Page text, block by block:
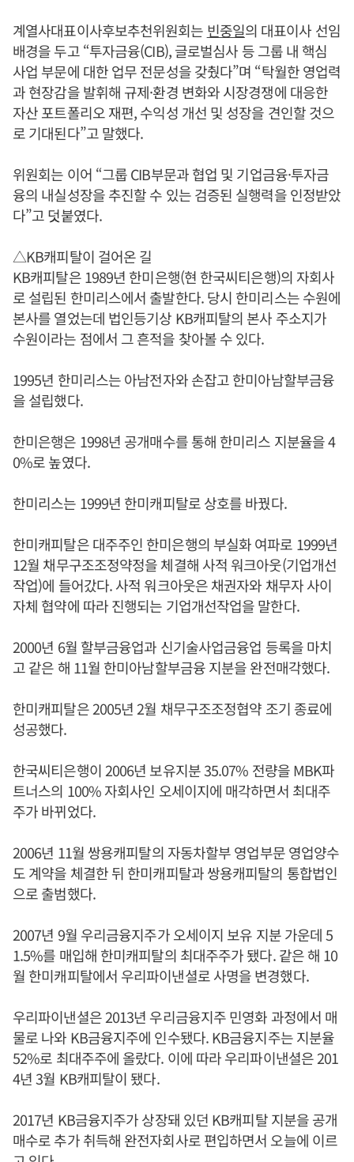
계열사대표이사후보추천위원회는 빈중일의 대표이사 선임
배경을 두고 “투자금융(CIB), 글로벌심사 등 그룹 내 핵심
사업 부문에 대한 업무 전문성을 갖췄다”며 “탁월한 영업력
과 현장감을 발휘해 규제·환경 변화와 시장경쟁에 대응한
자산 포트폴리오 재편, 수익성 개선 및 성장을 견인할 것으
로 기대된다”고 말했다.
위원회는 이어 “그룹 CIB부문과 협업 및 기업금융·투자금
융의 내실성장을 추진할 수 있는 검증된 실행력을 인정받았
다”고 덧붙였다.
△KB캐피탈이 걸어온 길
KB캐피탈은 1989년 한미은행(현 한국씨티은행)의 자회사
로 설립된 한미리스에서 출발한다. 당시 한미리스는 수원에
본사를 열었는데 법인등기상 KB캐피탈의 본사 주소지가
수원이라는 점에서 그 흔적을 찾아볼 수 있다.
1995년 한미리스는 아남전자와 손잡고 한미아남할부금융
을 설립했다.
한미은행은 1998년 공개매수를 통해 한미리스 지분율을 4
0%로 높였다.
한미리스는 1999년 한미캐피탈로 상호를 바꿨다.
한미캐피탈은 대주주인 한미은행의 부실화 여파로 1999년
12월 채무구조조정약정을 체결해 사적 워크아웃(기업개선
작업)에 들어갔다. 사적 워크아웃은 채권자와 채무자 사이
자체 협약에 따라 진행되는 기업개선작업을 말한다.
2000년 6월 할부금융업과 신기술사업금융업 등록을 마치
고 같은 해 11월 한미아남할부금융 지분을 완전매각했다.
한미캐피탈은 2005년 2월 채무구조조정협약 조기 종료에
성공했다.
한국씨티은행이 2006년 보유지분 35.07% 전량을 MBK파
트너스의 100% 자회사인 오세이지에 매각하면서 최대주
주가 바뀌었다.
2006년 11월 쌍용캐피탈의 자동차할부 영업부문 영업양수
도 계약을 체결한 뒤 한미캐피탈과 쌍용캐피탈의 통합법인
으로 출범했다.
2007년 9월 우리금융지주가 오세이지 보유 지분 가운데 5
1.5%를 매입해 한미캐피탈의 최대주주가 됐다. 같은 해 10
월 한미캐피탈에서 우리파이낸셜로 사명을 변경했다.
우리파이낸셜은 2013년 우리금융지주 민영화 과정에서 매
물로 나와 KB금융지주에 인수됐다. KB금융지주는 지분율
52%로 최대주주에 올랐다. 이에 따라 우리파이낸셜은 201
4년 3월 KB캐피탈이 됐다.
2017년 KB금융지주가 상장돼 있던 KB캐피탈 지분을 공개
매수로 추가 취득해 완전자회사로 편입하면서 오늘에 이르